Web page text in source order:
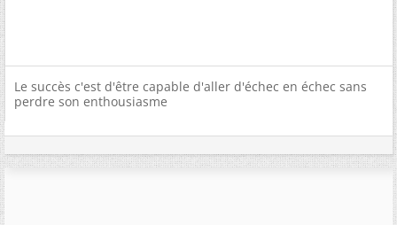
Le succès c'est d'être capable d'aller d'échec en échec sans
perdre son enthousiasme